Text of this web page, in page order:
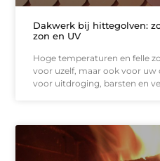
Dakwerk bij hittegolven:
zon en UV
Hoge temperaturen en felle
voor uzelf, maar ook voor
voor uitdroging, barsten en